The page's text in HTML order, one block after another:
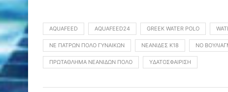
AQUAFEED AQUAFEED24 GREEK WATER POLO
ΝΕ ΠΑΤΡΏΝ ΠΌΛΟ ΓΥΝΑΙΚΏΝ ΝΕΆΝΙΔΕΣ Κ18 ΝΟ
ΠΡΩΤΆΘΛΗΜΑ ΝΕΑΝΊΔΩΝ ΠΌΛΟ ΥΔΑΤΟΣΦΑΊΡΙΣΗ